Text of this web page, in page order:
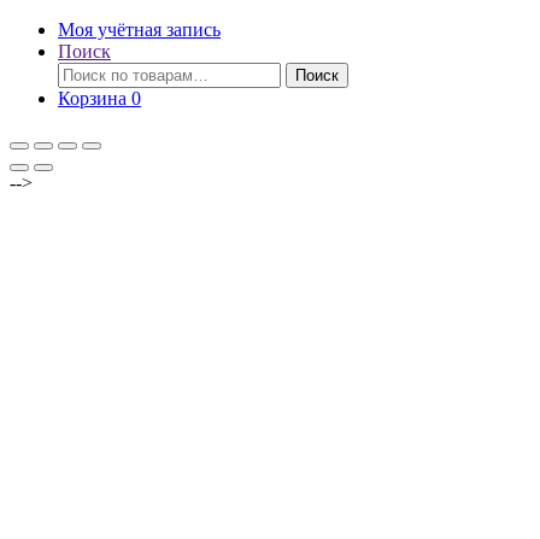
Моя учётная запись
Поиск
Искать:
Поиск
Корзина 0
-->